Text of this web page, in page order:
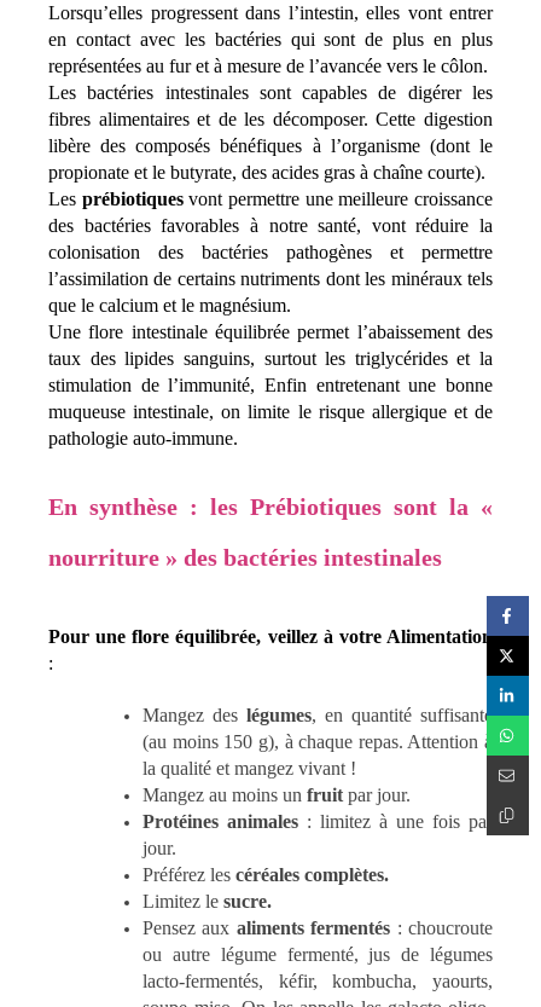
Lorsqu’elles progressent dans l’intestin, elles vont entrer
en contact avec les bactéries qui sont de plus en plus
représentées au fur et à mesure de l’avancée vers le côlon.
Les bactéries intestinales sont capables de digérer les
fibres alimentaires et de les décomposer. Cette digestion
libère des composés bénéfiques à l’organisme (dont le
propionate et le butyrate, des acides gras à chaîne courte).
Les prébiotiquesvont permettre une meilleure croissance
des bactéries favorables à notre santé, vont réduire la
colonisation des bactéries pathogènes et permettre
l’assimilation de certains nutriments dont les minéraux tels
que le calcium et le magnésium.
Une flore intestinale équilibrée permet l’abaissement des
taux des lipides sanguins, surtout les triglycérides et la
stimulation de l’immunité, Enfin entretenant une bonne
muqueuse intestinale, on limite le risque allergique et de
pathologie auto-immune.
En synthèse : les Prébiotiques sont la «
nourriture » des bactéries intestinales
Pour une flore équilibrée, veillez à votre Alimentation
:
Mangez des légumes, en quantité suffisante
(au moins 150 g), à chaque repas. Attention à
la qualité et mangez vivant !
Mangez au moins un fruit par jour.
Protéines animales : limitez à une fois par
jour.
Préférez les céréales complètes.
Limitez le sucre.
Pensez aux aliments fermentés : choucroute
ou autre légume fermenté, jus de légumes
lacto-fermentés, kéfir, kombucha, yaourts,